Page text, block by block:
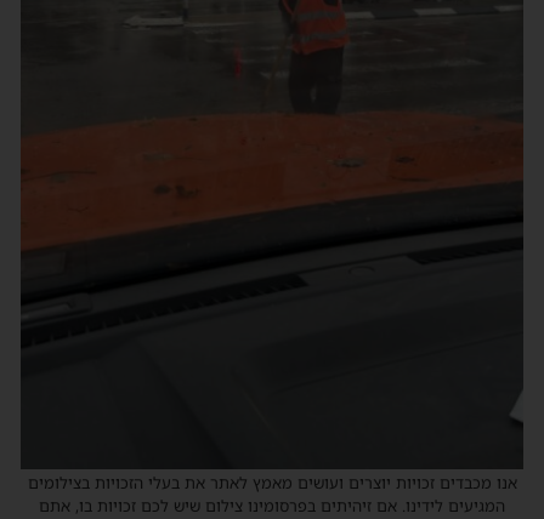
אנו מכבדים זכויות יוצרים ועושים מאמץ לאתר את בעלי הזכויות בצילומים
המגיעים לידינו. אם זיהיתים בפרסומינו צילום שיש לכם זכויות בו, אתם